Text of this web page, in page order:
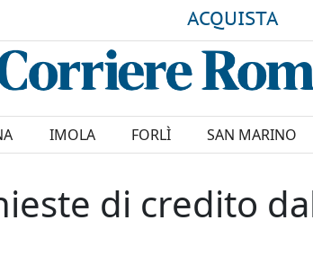
ACQUISTA
IMOLA FORLÌ SAN MARINO
di credito